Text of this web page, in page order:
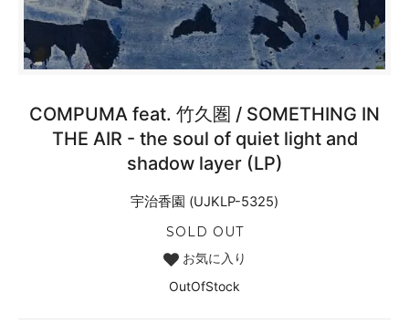
COMPUMA feat. 竹久圏 / SOMETHING IN
THE AIR - the soul of quiet light and
shadow layer (LP)
宇治香園 (UJKLP-5325)
SOLD OUT
お気に入り
OutOfStock